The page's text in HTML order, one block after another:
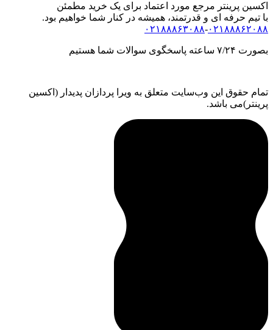
اکسین پرینتر مرجع مورد اعتماد برای یک خرید مطمئن
با تیم حرفه ای و قدرتمند، همیشه در کنار شما خواهیم بود.
۰۲۱۸۸۸۶۳۰۸۸-۰۲۱۸۸۸۶۲۰۸۸
بصورت ۷/۲۴ ساعته پاسخگوی سوالات شما هستیم
تمام حقوق اين وب‌سايت متعلق به ویرا پردازان پدیدار (اکسین
پرینتر)می باشد.